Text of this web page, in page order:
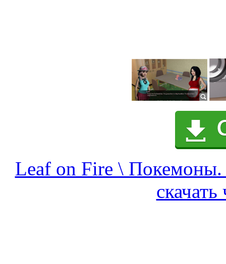
Leaf on Fire \ Покемоны.
скачать